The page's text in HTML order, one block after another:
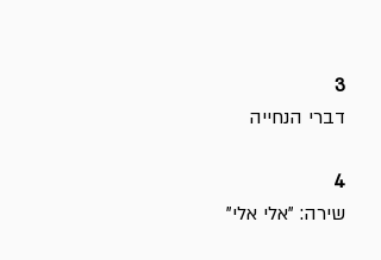
3
דברי הנחייה
4
שירה: "אלי אלי"